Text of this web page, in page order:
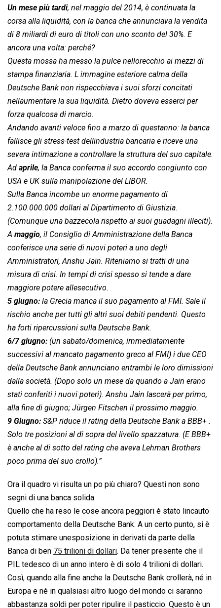
Un mese più tardi, nel maggio del 2014, è continuata la
corsa alla liquidità, con la banca che annunciava la vendita
di 8 miliardi di euro di titoli con uno sconto del 30%. E
ancora una volta: perché?
Questa mossa ha messo la pulce nellorecchio ai mezzi di
stampa finanziaria. L immagine esteriore calma della
Deutsche Bank non rispecchiava i suoi sforzi concitati
nellaumentare la sua liquidità. Dietro doveva esserci per
forza qualcosa di marcio.
Andando avanti veloce fino a marzo di questanno: la banca
fallisce gli stress-test dellindustria bancaria e riceve una
severa intimazione a controllare la struttura del suo capitale.
Ad aprile, la Banca conferma il suo accordo congiunto con
USA e UK sulla manipolazione del LIBOR.
Sulla Banca incombe un enorme pagamento di
2.100.000.000 dollari al Dipartimento di Giustizia.
(Comunque una bazzecola rispetto ai suoi guadagni illeciti).
A maggio, il Consiglio di Amministrazione della Banca
conferisce una serie di nuovi poteri a uno degli
Amministratori, Anshu Jain. Riteniamo si tratti di una
misura di crisi. In tempi di crisi spesso si tende a dare
maggiore potere allesecutivo.
5 giugno: la Grecia manca il suo pagamento al FMI. Sale il
rischio anche per tutti gli altri suoi debiti pendenti. Questo
ha forti ripercussioni sulla Deutsche Bank.
6/7 giugno: (un sabato/domenica, immediatamente
successivi al mancato pagamento greco al FMI) i due CEO
della Deutsche Bank annunciano entrambi le loro dimissioni
dalla società. (Dopo solo un mese da quando a Jain erano
stati conferiti i nuovi poteri). Anshu Jain lascerà per primo,
alla fine di giugno; Jürgen Fitschen il prossimo maggio.
9 Giugno: S&P riduce il rating della Deutsche Bank a BBB+ .
Solo tre posizioni al di sopra del livello  spazzatura. (E BBB+
è anche al di sotto del rating che aveva Lehman Brothers
poco prima del suo crollo).”
Ora il quadro vi risulta un po più chiaro? Questi non sono
segni di una banca solida.
Quello che ha reso le cose ancora peggiori è stato lincauto
comportamento della Deutsche Bank. A un certo punto, si è
potuta stimare unesposizione in derivati da parte della
Banca di ben 75 trilioni di dollari. Da tener presente che il
PIL tedesco di un anno intero è di solo 4 trilioni di dollari.
Così, quando alla fine anche la Deutsche Bank crollerà, né in
Europa e né in qualsiasi altro luogo del mondo ci saranno
abbastanza soldi per poter ripulire il pasticcio. Questo è un